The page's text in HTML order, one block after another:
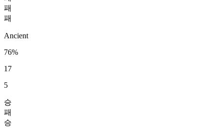
패
패
Ancient
76%
17
5
승
패
승